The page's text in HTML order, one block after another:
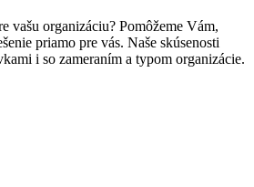
vašu organizáciu? Pomôžeme Vám,
priamo pre vás. Naše skúsenosti
i so zameraním a typom organizácie.